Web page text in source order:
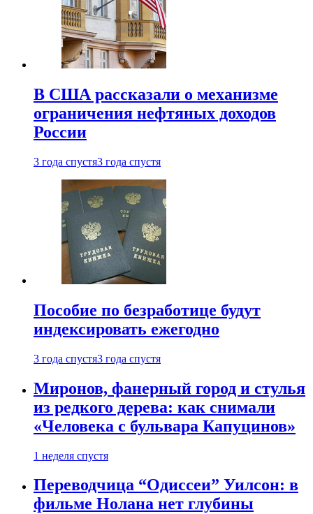
В США рассказали о механизме
ограничения нефтяных доходов
России
3 года спустя3 года спустя
Пособие по безработице будут
индексировать ежегодно
3 года спустя3 года спустя
Миронов, фанерный город и стулья
из редкого дерева: как снимали
«Человека с бульвара Капуцинов»
1 неделя спустя
Переводчица “Одиссеи” Уилсон: в
фильме Нолана нет глубины